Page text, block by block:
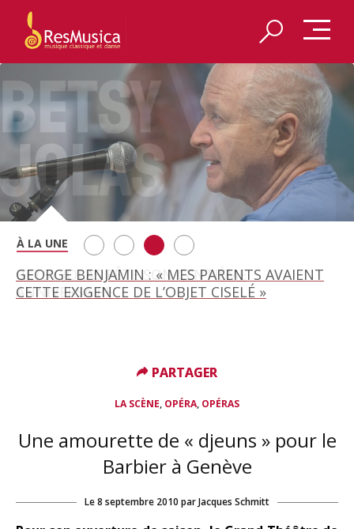
A BAYREUTH, LE 150E ANNIVERSAIRE DU RING
WAGNÉRIEN GÉNÉRÉ PAR L’IA
BETSY JOLAS FÊTE SON CENTIÈME
ANNIVERSAIRE
GEORGE BENJAMIN : « MES PARENTS AVAIENT
CETTE EXIGENCE DE L’OBJET CISELÉ »
A SILVACANE : LE BAROQUE À LA ROQUE
LA SCÈNE, OPÉRA, OPÉRAS
Une amourette de « djeuns » pour le
Barbier à Genève
Le8 septembre 2010 parJacques Schmitt
PARTAGER
PARTAGER